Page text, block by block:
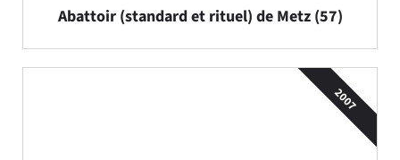
Abattoir (standard et rituel) de Metz (57)
2007